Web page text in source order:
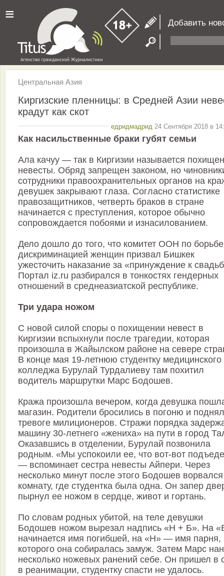
≡ Добавить
Центральная Азия
Киргизские пленницы: в Средней Азии
крадут как скот
едридмадрид 24 Сентября 2018 в
Как насильственные браки губят семьи
Ала качуу — так в Киргизии называется
невесты. Обряд запрещен законом, но
сотрудники правоохранительных органов на
девушек закрывают глаза. Согласно статистике
правозащитников, четверть браков в стране
начинается с преступления, которое обычно
сопровождается побоями и изнасилованием.
Дело дошло до того, что комитет ООН по
дискриминацией женщин призвал Бишкек
ужесточить наказание за «принуждение к
Портал iz.ru разбирался в тонкостях гендерных
отношений в среднеазиатской республике.
Три удара ножом
С новой силой споры о похищении невест в
Киргизии вспыхнули после трагедии, которая
произошла в Жайылском районе на севере
В конце мая 19-летнюю студентку медицинского
колледжа Бурулай Турдалиеву там похитил
водитель маршрутки Марс Бодошев.
Кража произошла вечером, когда девушка
магазин. Родители бросились в погоню и
тревоге милиционеров. Стражи порядка
машину 30-летнего «жениха» на пути в город
Оказавшись в отделении, Бурулай позвонила
родным. «Мы успокоили ее, что вот-вот
— вспоминает сестра невесты Айпери. Через
несколько минут после этого Бодошев
комнату, где студентка была одна. Он запер
пырнул ее ножом в сердце, живот и гортань.
По словам родных убитой, на теле девушки
Бодошев ножом вырезал надпись «Н + Б». На
начинается имя погибшей, на «Н» — имя парня,
которого она собиралась замуж. Затем Марс
несколько ножевых ранений себе. Он пришел в
в реанимации, студентку спасти не удалось.